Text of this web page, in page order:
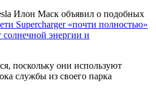
Илон Маск объявил о подобных
Supercharger «почти полностью»
энергии и
поскольку они используют
службы из своего парка